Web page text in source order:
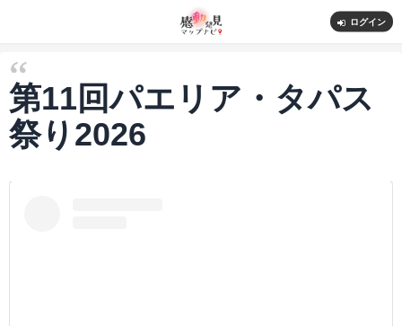
ログイン
第11回パエリア・タパス
祭り2026